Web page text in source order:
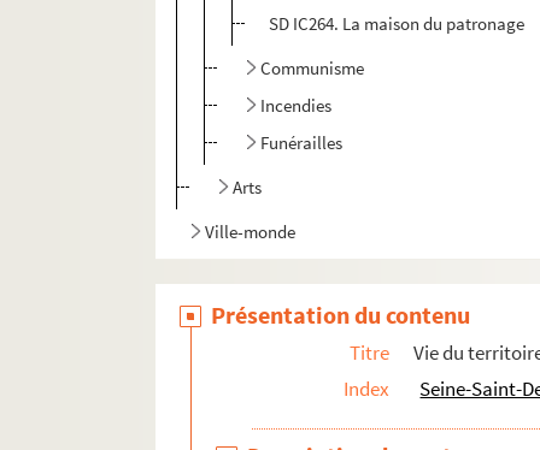
SD IC264. La maison du patronage
Communisme
Incendies
Funérailles
Arts
Ville-monde
Présentation du contenu
Titre
Vie du
Index
Seine-Saint-